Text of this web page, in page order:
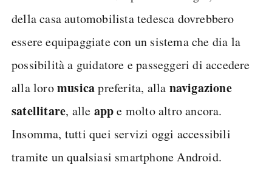
della casa automobilista tedesca dovrebbero
essere equipaggiate con un sistema che dia la
possibilità a guidatore e passeggeri di accedere
alla loromusicapreferita, alla navigazione
satellitare, alle appe molto altro ancora.
Insomma, tutti quei servizi oggi accessibili
tramite un qualsiasi smartphone Android.